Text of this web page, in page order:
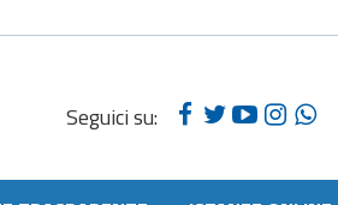
Seguici su: